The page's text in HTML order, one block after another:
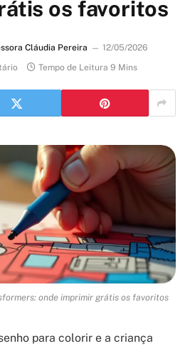
os favoritos
Cláudia Pereira
12/05/2026
Tempo de Leitura 9 Mins
onde imprimir grátis os favoritos
para colorir e a criança